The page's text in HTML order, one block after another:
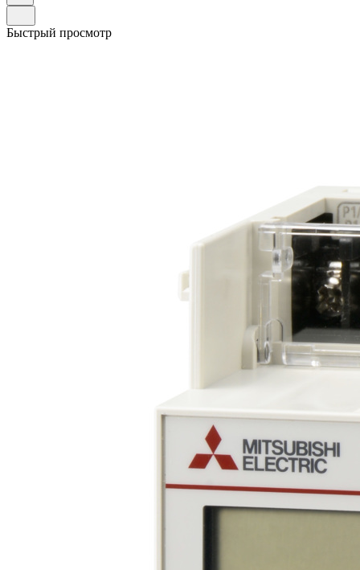
Быстрый просмотр